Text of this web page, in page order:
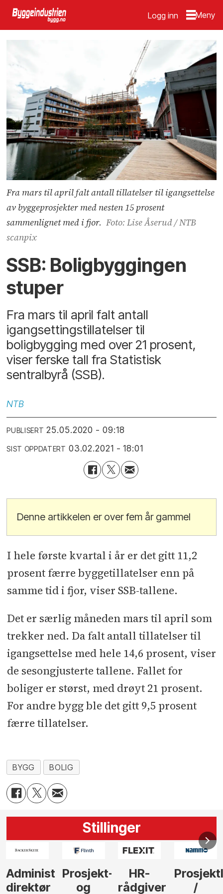
Logg inn
Fra mars til april falt antall tillatelser til igangsettelse
av byggeprosjekter med nesten 15 prosent
sammenlignet med i fjor. Foto: Lise Åserud / NTB
scanpix
SSB: Boligbyggingen
stuper
Fra mars til april falt antall
igangsettingstillatelser til
boligbygging med over 21 prosent,
viser ferske tall fra Statistisk
sentralbyrå (SSB).
NTB
PUBLISERT 25.05.2020 - 09:18
SIST OPPDATERT 03.02.2021 - 18:01
Denne artikkelen er over fem år gammel
I hele første kvartal i år er det gitt 11,2
prosent færre byggetillatelser enn på
samme tid i fjor, viser SSB-tallene.
Det er særlig måneden mars til april som
trekker ned. Da falt antall tillatelser til
igangsettelse med hele 14,6 prosent, viser
de sesongjusterte tallene. Fallet for
boliger er størst, med drøyt 21 prosent.
For andre bygg ble det gitt 9,5 prosent
færre tillatelser.
BYGG BOLIG
Stillinger
HR-
rådgiver
Prosjektleder
/
Vi
behøver
Anlegg
søker